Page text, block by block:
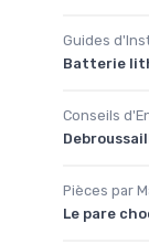
Guides
Batterie
Conseils
Pièces par
Le pare